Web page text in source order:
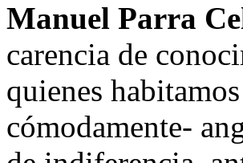
Manuel Parra
carencia de
quienes
cómodamente-